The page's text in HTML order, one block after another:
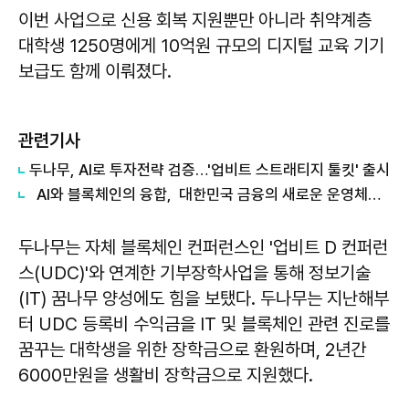
이번 사업으로 신용 회복 지원뿐만 아니라 취약계층
대학생 1250명에게 10억원 규모의 디지털 교육 기기
보급도 함께 이뤄졌다.
관련기사
두나무, AI로 투자전략 검증…'업비트 스트래티지 툴킷' 출시
AI와 블록체인의 융합, 대한민국 금융의 새로운 운영체제를 만든다
두나무는 자체 블록체인 컨퍼런스인 '업비트 D 컨퍼런
스(UDC)'와 연계한 기부장학사업을 통해 정보기술
(IT) 꿈나무 양성에도 힘을 보탰다. 두나무는 지난해부
터 UDC 등록비 수익금을 IT 및 블록체인 관련 진로를
꿈꾸는 대학생을 위한 장학금으로 환원하며, 2년간
6000만원을 생활비 장학금으로 지원했다.